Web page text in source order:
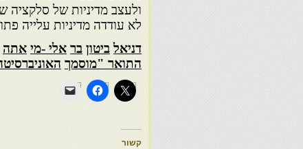
ולעצב מדיניות של סלקציה
לא עודדה מדיניות עלייה
דניאל ביטון בר אלי -מי אתה
התואר "מוסמך
קשור